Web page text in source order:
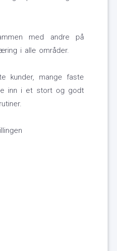
med andre på
i alle områder.
kunder, mange faste
inn i et stort og godt